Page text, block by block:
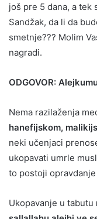
još pre 5 dana, a tek
Sandžak, da li da
smetnje??? Molim
nagradi.
ODGOVOR:
Nema razilaženja
hanefijskom,
neki učenjaci
ukopavati umrle
to postoji
Ukopavanje u tabutu